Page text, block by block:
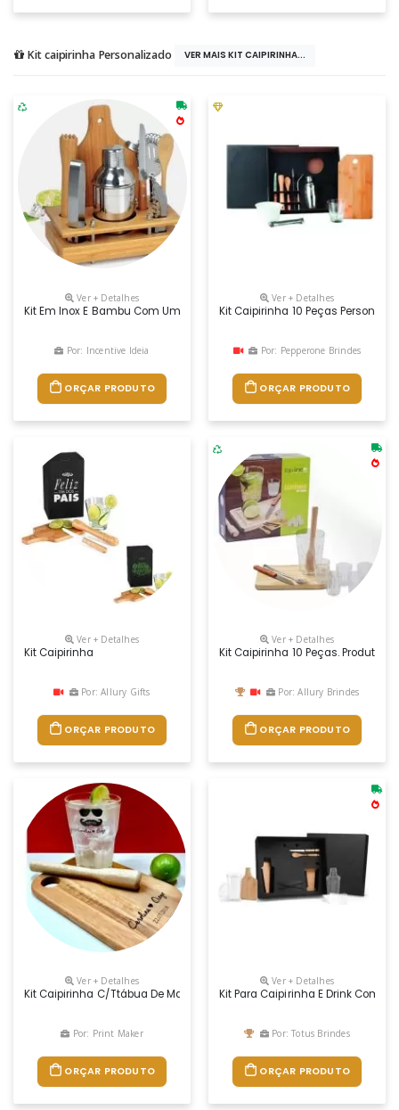
Kit caipirinha Personalizado VER MAIS KIT CAIPIRINHA...
Ver + Detalhes
Kit Em Inox E Bambu Com Uma Coqueteleira De 350ml Em Aço Inox
Por: Incentive Ideia
ORÇAR PRODUTO
Ver + Detalhes
Kit Caipirinha 10 Peças
Por: Pepperone Brindes
ORÇAR PRODUTO
Ver + Detalhes
Kit Caipirinha
Por: Allury Gifts
ORÇAR PRODUTO
Ver + Detalhes
Kit Caipirinha 10 Peças. Produto
Por: Allury Brindes
ORÇAR PRODUTO
Ver + Detalhes
Kit Caipirinha C/ttábua De Madeira 21,5x14cm, Socador De Madeira
Por: Print Maker
ORÇAR PRODUTO
Ver + Detalhes
Kit Para Caipirinha E Drink Com
Por: Totus Brindes
ORÇAR PRODUTO